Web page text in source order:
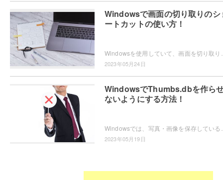
Windowsで画面の切り取りのシ
ートカットの使い方！
2023年05月24日
WindowsでThumbs.dbを作ら
ないようにする方法！
2023年05月19日